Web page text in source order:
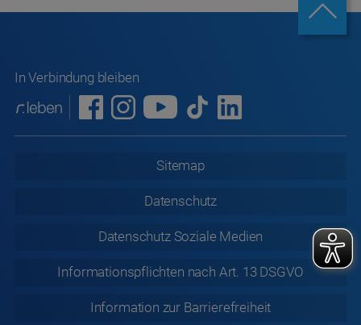
In Verbindung bleiben
Sitemap
Datenschutz
Datenschutz Soziale Medien
Informationspflichten nach Art. 13 DSGVO
Information zur Barrierefreiheit